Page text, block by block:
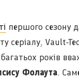
першого сезону
серіалу, Vault-
років
Фолаута.